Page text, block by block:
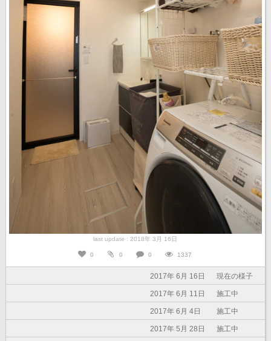
last update : 2018年 3月 16日
0 0 0 1337
2017年 6月 16日 現在の様子
2017年 6月 11日 施工中
2017年 6月 4日 施工中
2017年 5月 28日 施工中